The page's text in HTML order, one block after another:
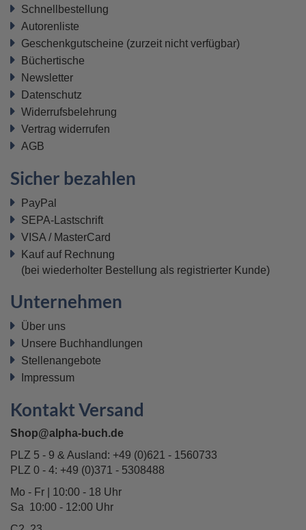
Schnellbestellung
Autorenliste
Geschenkgutscheine (zurzeit nicht verfügbar)
Büchertische
Newsletter
Datenschutz
Widerrufsbelehrung
Vertrag widerrufen
AGB
Sicher bezahlen
PayPal
SEPA-Lastschrift
VISA / MasterCard
Kauf auf Rechnung
(bei wiederholter Bestellung als registrierter Kunde)
Unternehmen
Über uns
Unsere Buchhandlungen
Stellenangebote
Impressum
Kontakt Versand
Shop@alpha-buch.de
PLZ 5 - 9 & Ausland: +49 (0)621 - 1560733
PLZ 0 - 4: +49 (0)371 - 5308488
Mo - Fr | 10:00 - 18 Uhr
Sa 10:00 - 12:00 Uhr